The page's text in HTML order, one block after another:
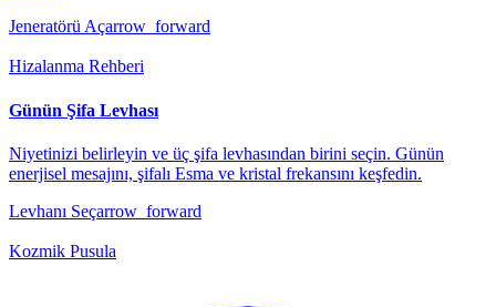
Jeneratörü Açarrow_forward
Hizalanma Rehberi
Günün Şifa Levhası
Niyetinizi belirleyin ve üç şifa levhasından birini seçin. Günün
enerjisel mesajını, şifalı Esma ve kristal frekansını keşfedin.
Levhanı Seçarrow_forward
Kozmik Pusula